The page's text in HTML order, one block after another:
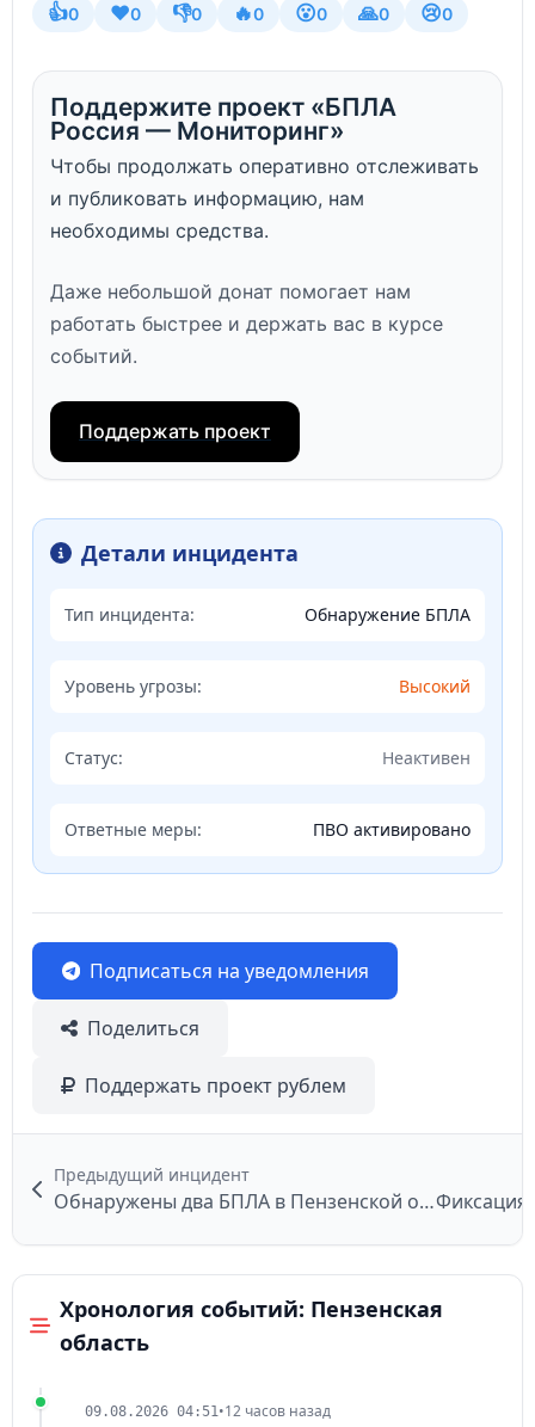
👍0 ❤️0 👎0 🔥0 😮0 🙏0 😢0
Поддержите проект «БПЛА
Россия — Мониторинг»
Чтобы продолжать оперативно отслеживать
и публиковать информацию, нам
необходимы средства.
Даже небольшой донат помогает нам
работать быстрее и держать вас в курсе
событий.
Поддержать проект
Детали инцидента
Тип инцидента: Обнаружение БПЛА
Уровень угрозы: Высокий
Статус: Неактивен
Ответные меры: ПВО активировано
Подписаться на уведомления
Поделиться
Поддержать проект рублем
Предыдущий инцидент
Обнаружены два БПЛА в Пензенской областиФиксация
Хронология событий: Пензенская
область
09.08.2026 04:51•12 часов назад